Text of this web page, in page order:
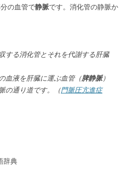
の血管で静脈です。消化管の静脈か
する消化管とそれを代謝する肝臓
血液を肝臓に運ぶ血管（脾静脈）
の通り道です。（門脈圧亢進症
辞典